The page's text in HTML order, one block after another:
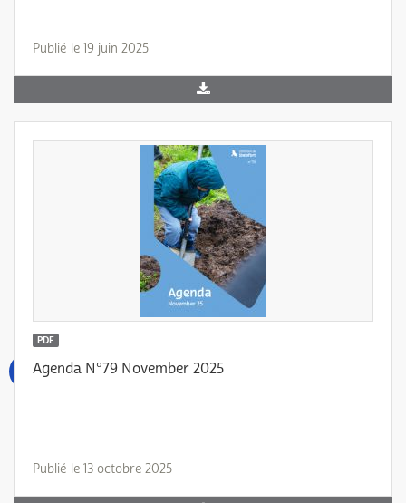
Publié le 19 juin 2025
PDF
Agenda N°79 November 2025
Publié le 13 octobre 2025